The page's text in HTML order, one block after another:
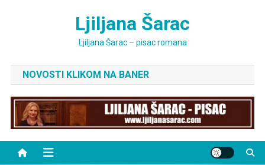
Ljiljana Šarac
Ljiljana Šarac – pisac romana
NOVOSTI KLIKOM NA BANER